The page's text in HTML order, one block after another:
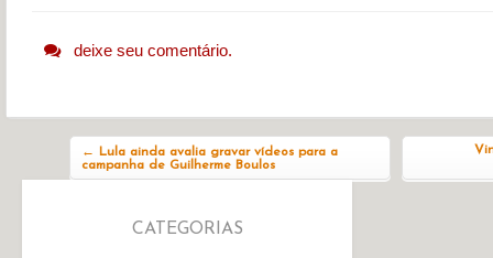
deixe seu comentário.
←
Lula ainda avalia gravar vídeos para a
campanha de Guilherme Boulos
CATEGORIAS